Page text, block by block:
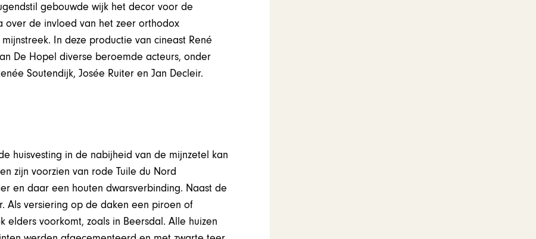
gebouwde wijk het decor voor de
over de invloed van het zeer orthodox
In deze productie van cineast René
De Hopel diverse beroemde acteurs, onder
Soutendijk, Josée Ruiter en Jan Decleir.
huisvesting in de nabijheid van de mijnzetel kan
zijn voorzien van rode Tuile du Nord
en daar een houten dwarsverbinding. Naast de
Als versiering op de daken een piroen of
voorkomt, zoals in Beersdal. Alle huizen